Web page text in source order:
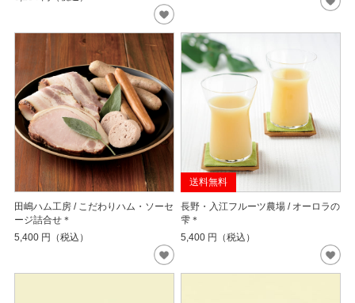
田嶋ハム工房 / こだわりハム・ソーセ
ージ詰合せ＊
5,400 円（税込）
送料無料
長野・入江フルーツ農場 / オーロラの
雫＊
5,400 円（税込）